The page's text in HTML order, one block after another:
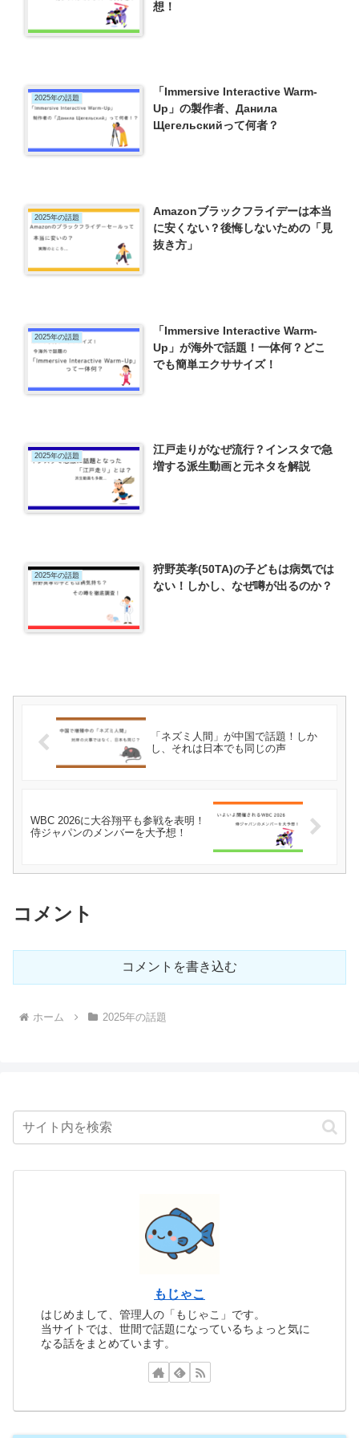
想！
2025年の話題
「Immersive Interactive Warm-
Up」の製作者、Данила
Щегельскийって何者？
2025年の話題
Amazonブラックフライデーは本当
に安くない？後悔しないための「見
抜き方」
2025年の話題
「Immersive Interactive Warm-
Up」が海外で話題！一体何？どこ
でも簡単エクササイズ！
2025年の話題
江戸走りがなぜ流行？インスタで急
増する派生動画と元ネタを解説
2025年の話題
狩野英孝(50TA)の子どもは病気では
ない！しかし、なぜ噂が出るのか？
「ネズミ人間」が中国で話題！しか
し、それは日本でも同じの声
WBC 2026に大谷翔平も参戦を表明！
侍ジャパンのメンバーを大予想！
コメント
コメントを書き込む
ホーム 2025年の話題
もじゃこ
はじめまして、管理人の「もじゃこ」です。
当サイトでは、世間で話題になっているちょっと気に
なる話をまとめています。